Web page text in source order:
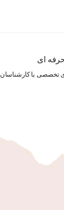
ای
تخصصی با کارشناسان